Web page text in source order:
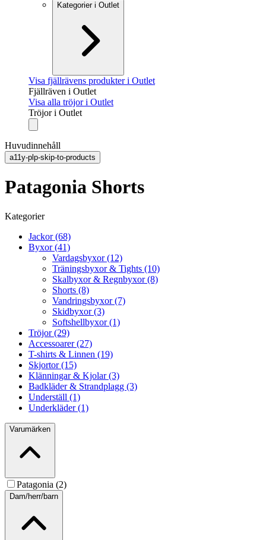
Kategorier i Outlet
Visa fjällrävens produkter i Outlet
Fjällräven i Outlet
Visa alla tröjor i Outlet
Tröjor i Outlet
Huvudinnehåll
a11y-plp-skip-to-products
Patagonia Shorts
Kategorier
Jackor (68)
Byxor (41)
Vardagsbyxor (12)
Träningsbyxor & Tights (10)
Skalbyxor & Regnbyxor (8)
Shorts (8)
Vandringsbyxor (7)
Skidbyxor (3)
Softshellbyxor (1)
Tröjor (29)
Accessoarer (27)
T-shirts & Linnen (19)
Skjortor (15)
Klänningar & Kjolar (3)
Badkläder & Strandplagg (3)
Underställ (1)
Underkläder (1)
Varumärken
Patagonia (2)
Dam/herr/barn